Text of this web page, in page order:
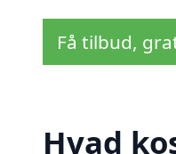
Få tilbud,
Hvad